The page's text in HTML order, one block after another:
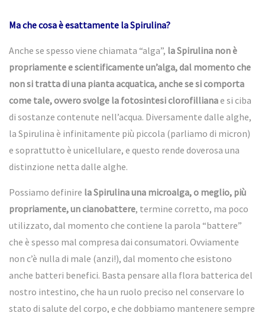
Ma che cosa è esattamente la Spirulina?
Anche se spesso viene chiamata “alga”, laSpirulina non è
propriamente e scientificamente un’alga, dal momento che
non si tratta di una pianta acquatica, anche se si comporta
come tale, ovvero svolge la fotosintesi clorofillianae si ciba
di sostanze contenute nell’acqua. Diversamente dalle alghe,
la Spirulina è infinitamente più piccola (parliamo di micron)
e soprattutto è unicellulare, e questo rende doverosa una
distinzione netta dalle alghe.
Possiamo definire laSpirulinauna microalga, o meglio, più
propriamente, un cianobattere, termine corretto, ma poco
utilizzato, dal momento che contiene la parola “battere”
che è spesso mal compresa dai consumatori. Ovviamente
non c’è nulla di male (anzi!), dal momento che esistono
anche batteri benefici. Basta pensare alla flora batterica del
nostro intestino, che ha un ruolo preciso nel conservare lo
stato di salute del corpo, e che dobbiamo mantenere sempre